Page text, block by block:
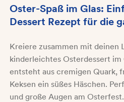
Oster-Spaß im Glas:
Dessert Rezept für die
Kreiere zusammen mit deinen
kinderleichtes Osterdessert im
entsteht aus cremigen Quark,
Keksen ein süßes Häschen.
und große Augen am Osterfest.